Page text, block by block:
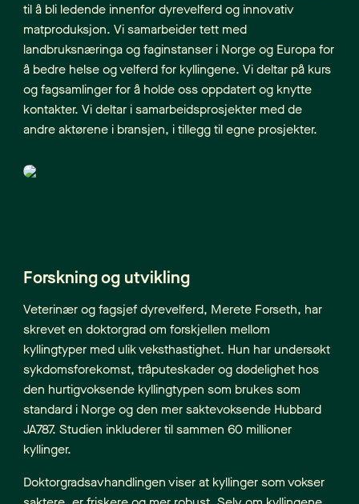
til å bli ledende innenfor dyrevelferd og innovativ
matproduksjon. Vi samarbeider tett med
landbruksnæringa og faginstanser i Norge og Europa for
å bedre helse og velferd for kyllingene. Vi deltar på kurs
og fagsamlinger for å holde oss oppdatert og knytte
kontakter. Vi deltar i samarbeidsprosjekter med de
andre aktørene i bransjen, i tillegg til egne prosjekter.
Forskning og utvikling
Veterinær og fagsjef dyrevelferd, Merete Forseth, har
skrevet en doktorgrad om forskjellen mellom
kyllingtyper med ulik veksthastighet. Hun har undersøkt
sykdomsforekomst, tråputeskader og dødelighet hos
den hurtigvoksende kyllingtypen som brukes som
standard i Norge og den mer saktevoksende Hubbard
JA787. Studien inkluderer til sammen 60 millioner
kyllinger.
Doktorgradsavhandlingen viser at kyllinger som vokser